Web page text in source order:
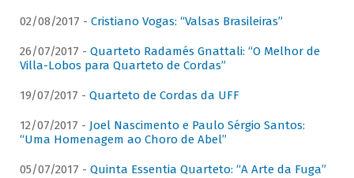
02/08/2017 - Cristiano Vogas: “Valsas Brasileiras”
26/07/2017 - Quarteto Radamés Gnattali: “O Melhor de
Villa-Lobos para Quarteto de Cordas”
19/07/2017 - Quarteto de Cordas da UFF
12/07/2017 - Joel Nascimento e Paulo Sérgio Santos:
“Uma Homenagem ao Choro de Abel”
05/07/2017 - Quinta Essentia Quarteto: “A Arte da Fuga”